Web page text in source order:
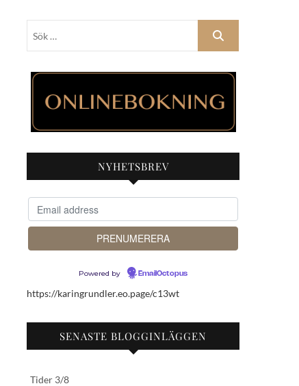
NYHETSBREV
Powered by EmailOctopus
https://karingrundler.eo.page/c13wt
SENASTE BLOGGINLÄGGEN
Tider 3/8